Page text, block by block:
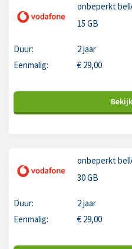
onbeperkt
15 GB
Duur:
2 jaar
Eenmalig:
€ 29,00
Bekijk
onbeperkt
30 GB
Duur:
2 jaar
Eenmalig:
€ 29,00